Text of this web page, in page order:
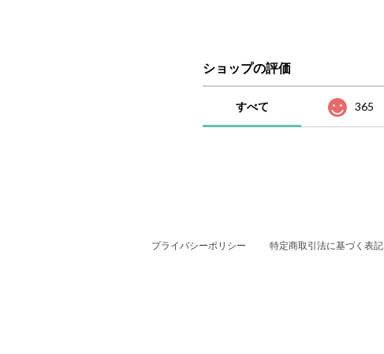
ショップの評価
すべて 365
プライバシーポリシー 特定商取引法に基づく表記